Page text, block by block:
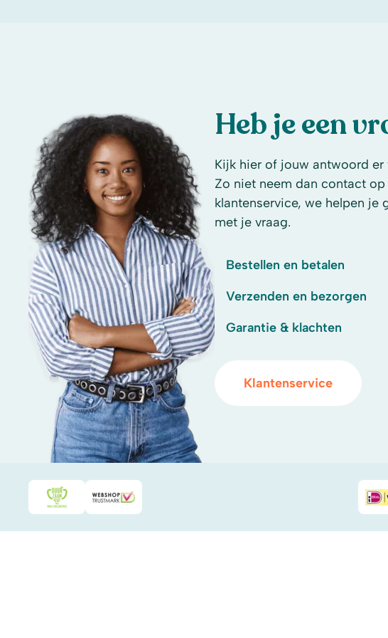
Heb je een
Kijk hier of jouw antwoord er
Zo niet neem dan contact
klantenservice, we helpen je
met je vraag.
Bestellen en betalen
Verzenden en bezorgen
Garantie & klachten
Klantenservice
Duurzaamheidsprijs duin- & bollenstreek
WebwinkelKeur